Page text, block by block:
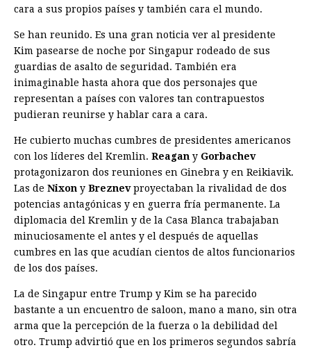
cara a sus propios países y también cara el mundo.
Se han reunido. Es una gran noticia ver al presidente
Kim pasearse de noche por Singapur rodeado de sus
guardias de asalto de seguridad. También era
inimaginable hasta ahora que dos personajes que
representan a países con valores tan contrapuestos
pudieran reunirse y hablar cara a cara.
He cubierto muchas cumbres de presidentes americanos
con los líderes del Kremlin. Reagan y Gorbachev
protagonizaron dos reuniones en Ginebra y en Reikiavik.
Las de Nixon y Breznevproyectaban la rivalidad de dos
potencias antagónicas y en guerra fría permanente. La
diplomacia del Kremlin y de la Casa Blanca trabajaban
minuciosamente el antes y el después de aquellas
cumbres en las que acudían cientos de altos funcionarios
de los dos países.
La de Singapur entre Trump y Kim se ha parecido
bastante a un encuentro de saloon, mano a mano, sin otra
arma que la percepción de la fuerza o la debilidad del
otro. Trump advirtió que en los primeros segundos sabría